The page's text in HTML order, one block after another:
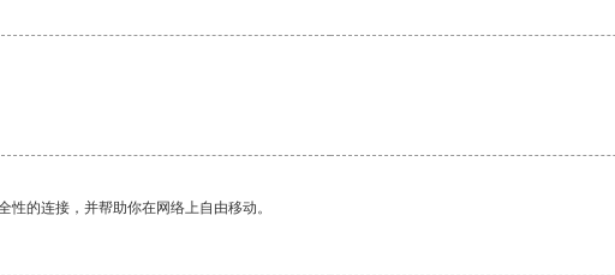
的连接，并帮助你在网络上自由移动。